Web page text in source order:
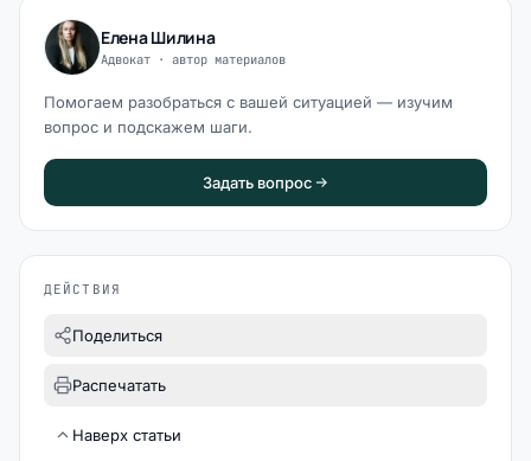
Елена Шилина
Адвокат · автор материалов
Помогаем разобраться с вашей ситуацией — изучим
вопрос и подскажем шаги.
Задать вопрос
ДЕЙСТВИЯ
Поделиться
Распечатать
Наверх статьи